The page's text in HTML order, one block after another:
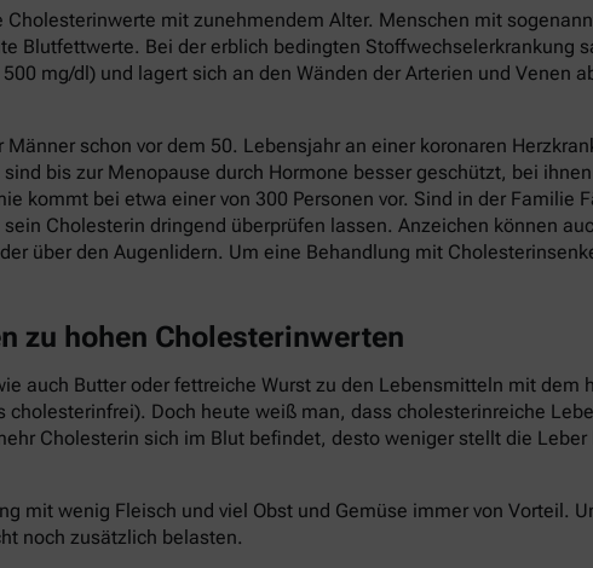
mit zunehmendem Alter. Menschen mit
Blutfettwerte. Bei der erblich bedingten Stoffwechselerkrankung
mg/dl) und lagert sich an den Wänden der Arterien und Venen
schon vor dem 50. Lebensjahr an einer koronaren
bis zur Menopause durch Hormone besser geschützt, bei
kommt bei etwa einer von 300 Personen vor. Sind in der Familie
Cholesterin dringend überprüfen lassen. Anzeichen können
über den Augenlidern. Um eine Behandlung mit
zu hohen Cholesterinwerten
auch Butter oder fettreiche Wurst zu den Lebensmitteln mit
cholesterinfrei). Doch heute weiß man, dass cholesterinreiche
Cholesterin sich im Blut befindet, desto weniger stellt die
mit wenig Fleisch und viel Obst und Gemüse immer von Vorteil.
noch zusätzlich belasten.